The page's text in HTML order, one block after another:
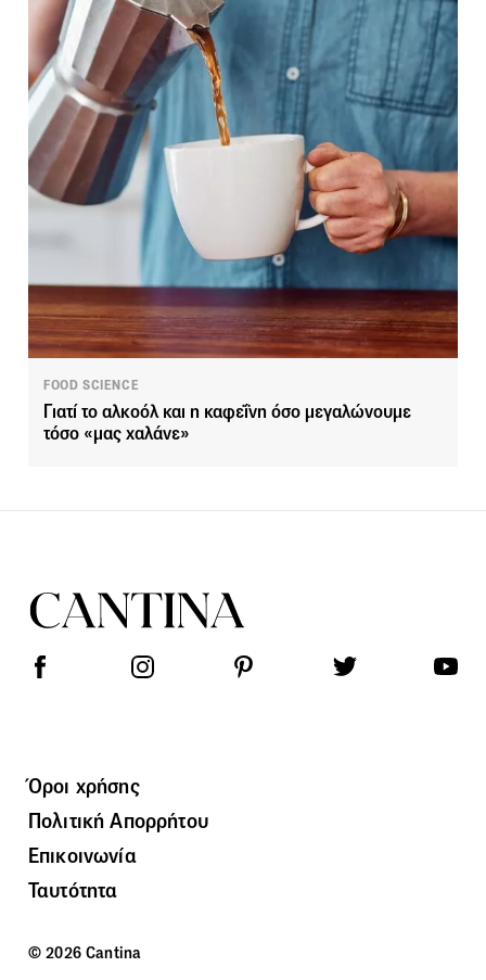
FOOD SCIENCE
Γιατί το αλκοόλ και η καφεΐνη όσο μεγαλώνουμε
τόσο «μας χαλάνε»
Όροι χρήσης
Πολιτική Απορρήτου
Επικοινωνία
Ταυτότητα
© 2026 Cantina